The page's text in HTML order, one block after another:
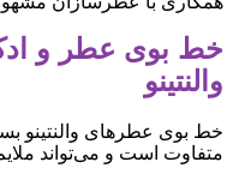
والنتینو
خط بوی عطرهای والنتینو
متفاوت است و می‌تواند